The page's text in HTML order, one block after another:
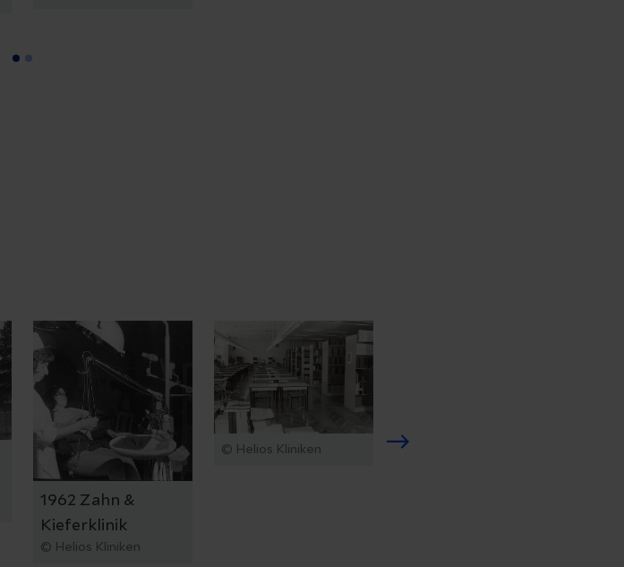
1962 Zahn &
Kieferklinik
© Helios Kliniken
© Helios Kliniken